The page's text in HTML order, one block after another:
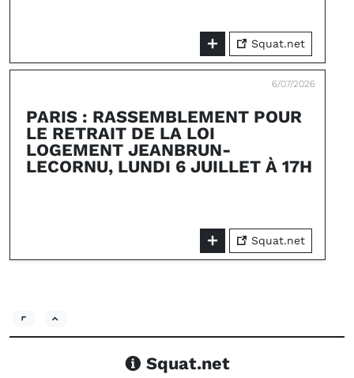
Squat.net
6/07/2026
PARIS : RASSEMBLEMENT POUR
LE RETRAIT DE LA LOI
LOGEMENT JEANBRUN-
LECORNU, LUNDI 6 JUILLET À 17H
Squat.net
Squat.net